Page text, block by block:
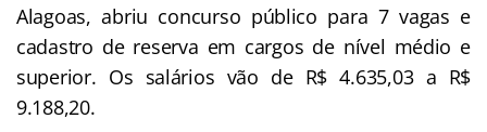
Alagoas, abriu concurso público para 7 vagas e
cadastro de reserva em cargos de nível médio e
superior. Os salários vão de R$ 4.635,03 a R$
9.188,20.